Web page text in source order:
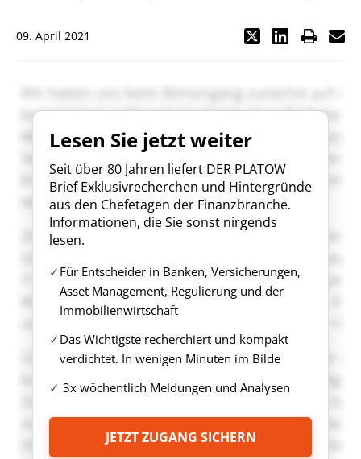
09. April 2021
Lesen Sie jetzt weiter
Seit über 80 Jahren liefert DER PLATOW
Brief Exklusivrecherchen und Hintergründe
aus den Chefetagen der Finanzbranche.
Informationen, die Sie sonst nirgends
lesen.
Für Entscheider in Banken, Versicherungen,
Asset Management, Regulierung und der
Immobilienwirtschaft
Das Wichtigste recherchiert und kompakt
verdichtet. In wenigen Minuten im Bilde
3x wöchentlich Meldungen und Analysen
JETZT ZUGANG SICHERN